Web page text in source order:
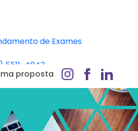
de Exames
5511-4043
- Clique aqui
proposta